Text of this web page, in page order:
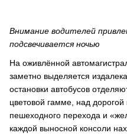
Внимание водителей
подсвечивается ночью
На оживлённой
заметно выделяется
остановки автобусов
цветовой гамме, над
пешеходного перехода и
каждой выносной консоли